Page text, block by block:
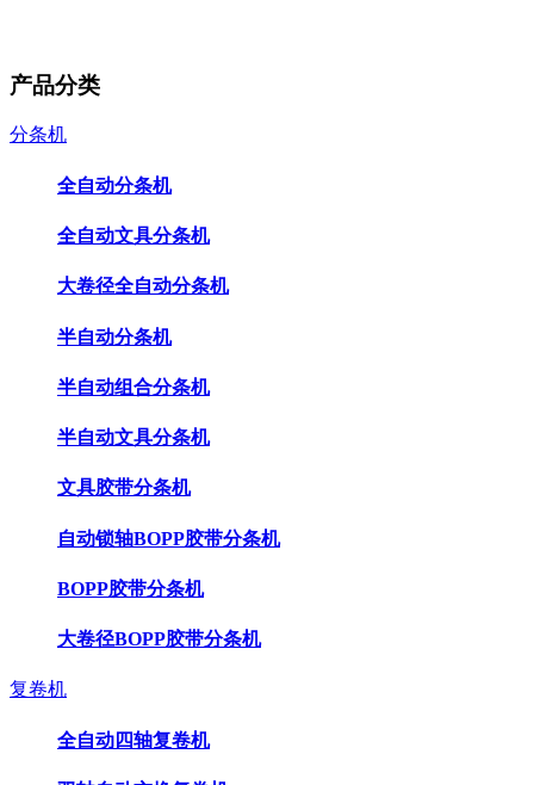
产品分类
分条机
全自动分条机
全自动文具分条机
大卷径全自动分条机
半自动分条机
半自动组合分条机
半自动文具分条机
文具胶带分条机
自动锁轴BOPP胶带分条机
BOPP胶带分条机
大卷径BOPP胶带分条机
复卷机
全自动四轴复卷机